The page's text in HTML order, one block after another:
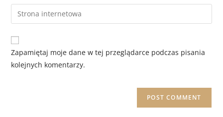
Zapamiętaj moje dane w tej przeglądarce podczas pisania
kolejnych komentarzy.